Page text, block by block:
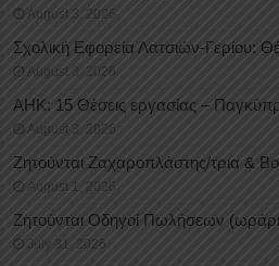
August 3, 2026
Σχολική Εφορεία Λατσιών-Γερίου:
August 3, 2026
ΑΗΚ: 15 Θέσεις εργασίας –
August 3, 2026
Ζητούνται Ζαχαροπλάστης/τρια &
August 1, 2026
Ζητούνται Οδηγοί Πωλήσεων
July 31, 2026